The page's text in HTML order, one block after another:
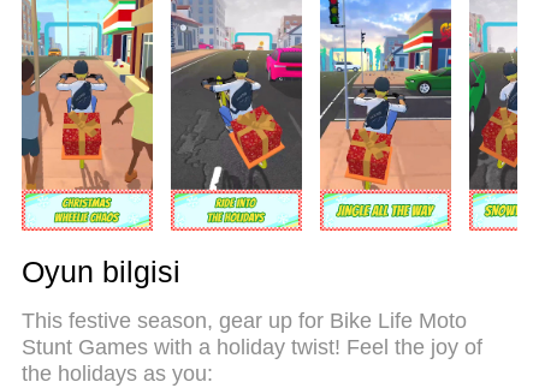
emülasyon motorumuz PC'nizin tüm potansiyelini
ortaya çıkarıyor, her şeyi sorunsuz hale getiriyor.
Oyun bilgisi
This festive season, gear up for Bike Life Moto
Stunt Games with a holiday twist! Feel the joy of
the holidays as you: